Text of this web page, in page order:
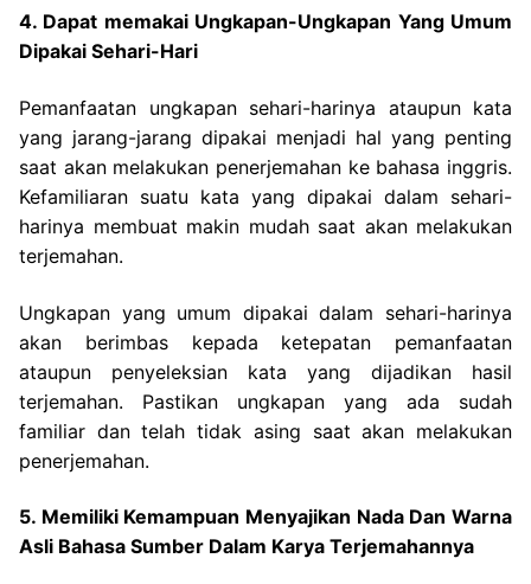
4. Dapat memakai Ungkapan-Ungkapan Yang Umum
Dipakai Sehari-Hari
Pemanfaatan ungkapan sehari-harinya ataupun kata
yang jarang-jarang dipakai menjadi hal yang penting
saat akan melakukan penerjemahan ke bahasa inggris.
Kefamiliaran suatu kata yang dipakai dalam sehari-
harinya membuat makin mudah saat akan melakukan
terjemahan.
Ungkapan yang umum dipakai dalam sehari-harinya
akan berimbas kepada ketepatan pemanfaatan
ataupun penyeleksian kata yang dijadikan hasil
terjemahan. Pastikan ungkapan yang ada sudah
familiar dan telah tidak asing saat akan melakukan
penerjemahan.
5. Memiliki Kemampuan Menyajikan Nada Dan Warna
Asli Bahasa Sumber Dalam Karya Terjemahannya